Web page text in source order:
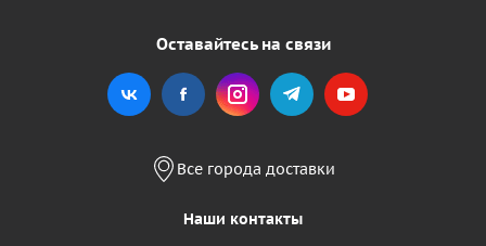
Оставайтесь на связи
Все города доставки
Наши контакты